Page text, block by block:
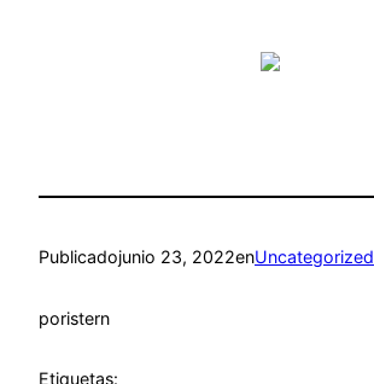
Publicadojunio 23, 2022enUncategorized
poristern
Etiquetas: